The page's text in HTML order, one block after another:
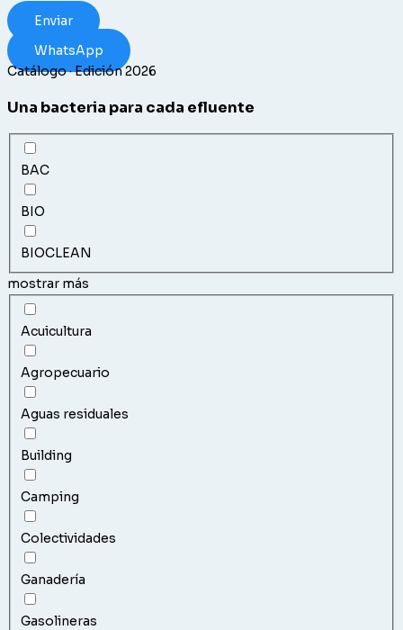
Enviar
WhatsApp
Catálogo · Edición 2026
Una bacteria para cada efluente
BAC
BIO
BIOCLEAN
mostrar más
Acuicultura
Agropecuario
Aguas residuales
Building
Camping
Colectividades
Ganadería
Gasolineras